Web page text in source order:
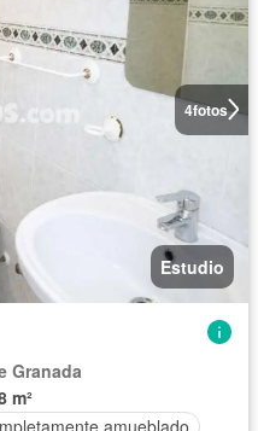
4fotos
Estudio
Granada
m²